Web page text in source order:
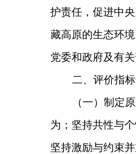
护责任，促进中央
藏高原的生态环
党委和政府及有
二、评价指
（一）制定原
为；坚持共性与
坚持激励与约束